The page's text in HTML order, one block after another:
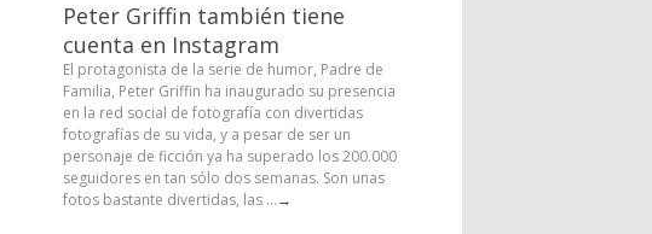
Peter Griffin también tiene
cuenta en Instagram
El protagonista de la serie de humor, Padre de
Familia, Peter Griffin ha inaugurado su presencia
en la red social de fotografía con divertidas
fotografías de su vida, y a pesar de ser un
personaje de ficción ya ha superado los 200.000
seguidores en tan sólo dos semanas. Son unas
fotos bastante divertidas, las ...→